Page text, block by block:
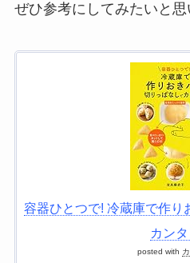
ぜひ参考にしてみたいと思
容器ひとつで! 冷蔵庫で作り
カン
posted with